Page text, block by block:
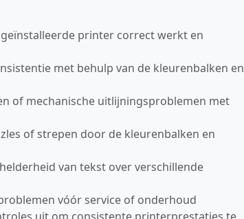
printer correct werkt en
met behulp van de kleurenbalken en
of mechanische uitlijningsproblemen met
of strepen door de kleurenbalken en
van tekst over verschillende
vóór service of onderhoud